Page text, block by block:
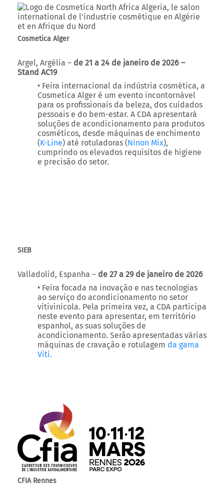
Cosmetica Alger
Argel, Argélia – de 21 a 24 de janeiro de 2026 –
Stand AC19
• Feira internacional da indústria cosmética, a
Cosmetica Alger é um evento incontornável
para os profissionais da beleza, dos cuidados
pessoais e do bem-estar. A CDA apresentará
soluções de acondicionamento para produtos
cosméticos, desde máquinas de enchimento
(K-Line) até rotuladoras (Ninon Mix),
cumprindo os elevados requisitos de higiene
e precisão do setor.
vitivinícola. Pela primeira vez, a CDA participa
neste evento para apresentar, em território
espanhol, as suas soluções de
acondicionamento. Serão apresentadas várias
máquinas de cravação e rotulagemda gama
Viti.
CFIA Rennes
Rennes, França– de 10 a 12 de março de 2026 –
Stand 10 – Pavilhão 4